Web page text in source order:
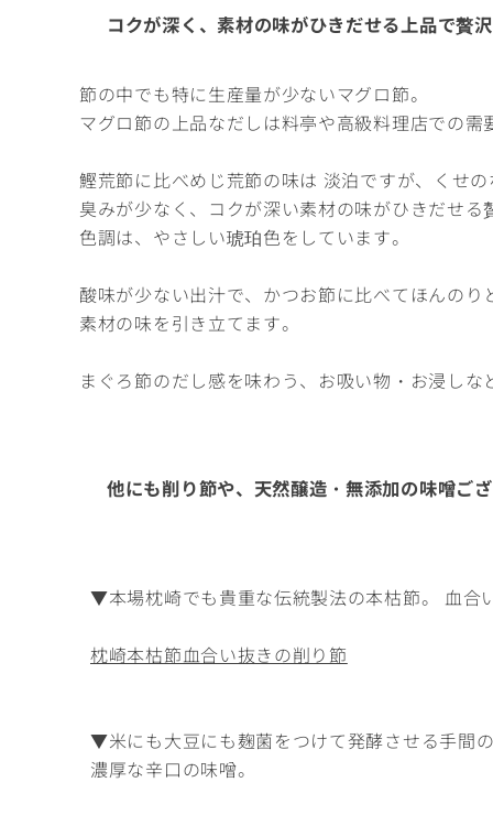
コクが深く、素材の味がひきだせる上品で贅
節の中でも特に生産量が少ないマグロ節。
マグロ節の上品なだしは料亭や高級料理店での
鰹荒節に比べめじ荒節の味は 淡泊ですが、くせ
臭みが少なく、コクが深い素材の味がひきだせる
色調は、やさしい琥珀色をしています。
酸味が少ない出汁で、かつお節に比べてほんのり
素材の味を引き立てます。
まぐろ節のだし感を味わう、お吸い物・お浸し
他にも削り節や、天然醸造・無添加の味噌ご
▼本場枕崎でも貴重な伝統製法の本枯節。 血合
枕崎本枯節血合い抜きの削り節
▼米にも大豆にも麹菌をつけて発酵させる手間
濃厚な辛口の味噌。